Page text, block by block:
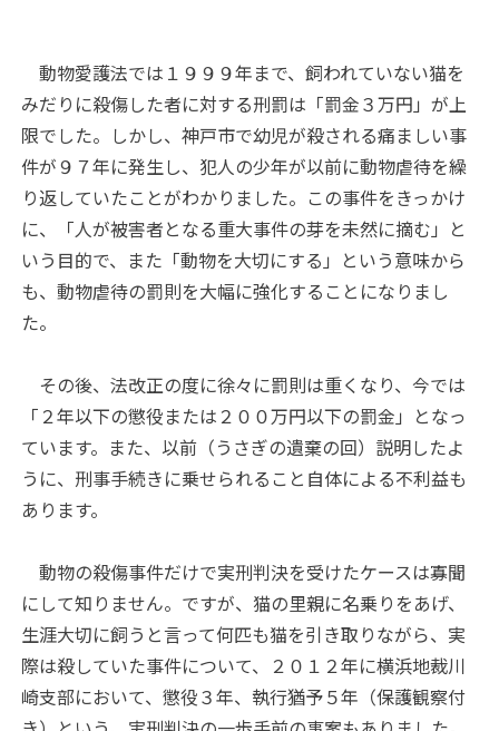
動物愛護法では１９９９年まで、飼われていない猫を
みだりに殺傷した者に対する刑罰は「罰金３万円」が上
限でした。しかし、神戸市で幼児が殺される痛ましい事
件が９７年に発生し、犯人の少年が以前に動物虐待を繰
り返していたことがわかりました。この事件をきっかけ
に、「人が被害者となる重大事件の芽を未然に摘む」と
いう目的で、また「動物を大切にする」という意味から
も、動物虐待の罰則を大幅に強化することになりまし
た。
その後、法改正の度に徐々に罰則は重くなり、今では
「２年以下の懲役または２００万円以下の罰金」となっ
ています。また、以前（うさぎの遺棄の回）説明したよ
うに、刑事手続きに乗せられること自体による不利益も
あります。
動物の殺傷事件だけで実刑判決を受けたケースは寡聞
にして知りません。ですが、猫の里親に名乗りをあげ、
生涯大切に飼うと言って何匹も猫を引き取りながら、実
際は殺していた事件について、２０１２年に横浜地裁川
崎支部において、懲役３年、執行猶予５年（保護観察付